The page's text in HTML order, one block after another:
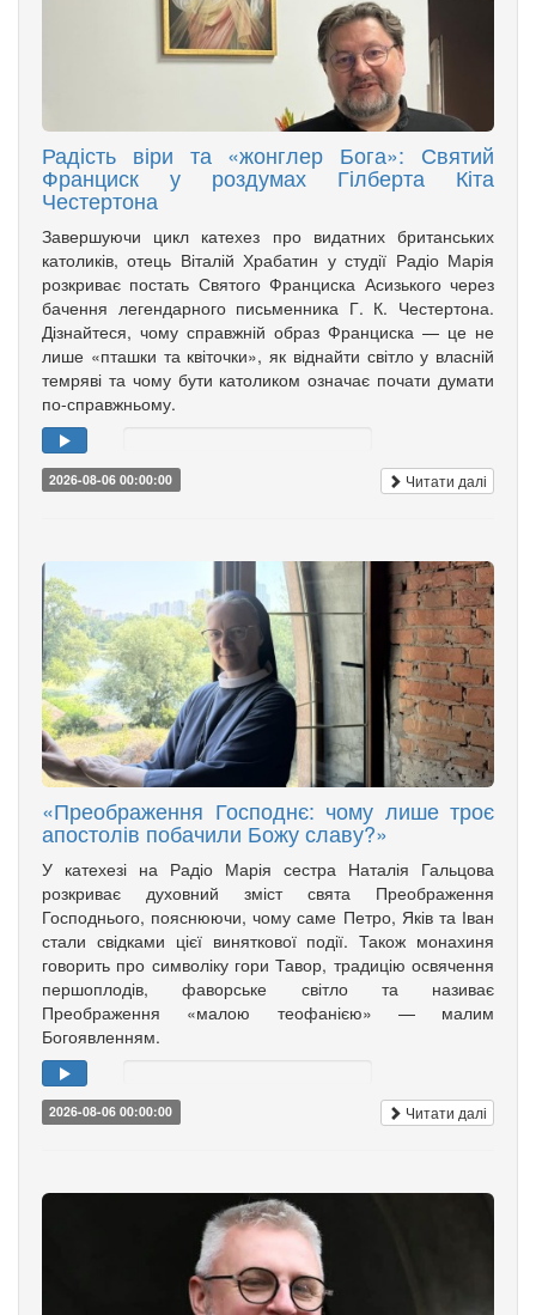
Радість віри та «жонглер Бога»: Святий
Франциск у роздумах Гілберта Кіта
Честертона
Завершуючи цикл катехез про видатних британських
католиків, отець Віталій Храбатин у студії Радіо Марія
розкриває постать Святого Франциска Асизького через
бачення легендарного письменника Г. К. Честертона.
Дізнайтеся, чому справжній образ Франциска — це не
лише «пташки та квіточки», як віднайти світло у власній
темряві та чому бути католиком означає почати думати
по-справжньому.
2026-08-06 00:00:00 Читати далі
«Преображення Господнє: чому лише троє
апостолів побачили Божу славу?»
У катехезі на Радіо Марія сестра Наталія Гальцова
розкриває духовний зміст свята Преображення
Господнього, пояснюючи, чому саме Петро, Яків та Іван
стали свідками цієї виняткової події. Також монахиня
говорить про символіку гори Тавор, традицію освячення
першоплодів, фаворське світло та називає
Преображення «малою теофанією» — малим
Богоявленням.
2026-08-06 00:00:00 Читати далі